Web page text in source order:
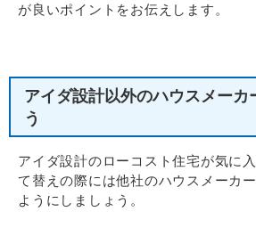
が良いポイントをお伝えします。
アイダ設計以外のハウスメーカ
う
アイダ設計のローコスト住宅が気に
て替えの際には他社のハウスメーカ
ようにしましょう。